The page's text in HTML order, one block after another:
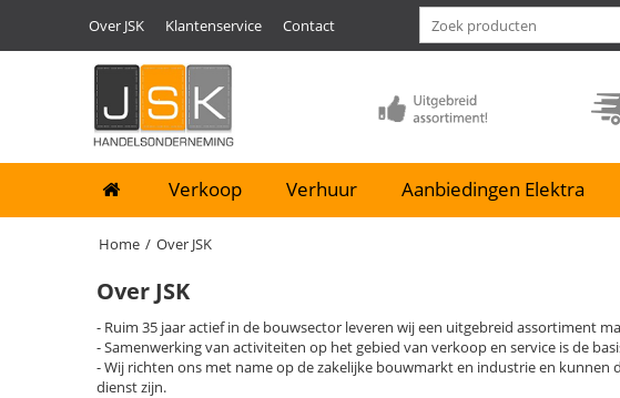
Over JSK Klantenservice Contact
Verkoop Verhuur Aanbiedingen Elektra
Home / Over JSK
Over JSK
- Ruim 35 jaar actief in de bouwsector leveren wij een uitgebreid assortiment
- Samenwerking van activiteiten op het gebied van verkoop en service is de
- Wij richten ons met name op de zakelijke bouwmarkt en industrie en
dienst zijn.